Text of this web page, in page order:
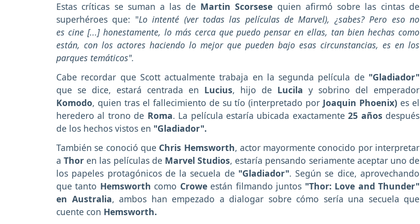
Estas críticas se suman a las de Martin Scorsese quien afirmó sobre las cintas de
superhéroes que: "Lo intenté (ver todas las películas de Marvel), ¿sabes? Pero eso no
es cine [...] honestamente, lo más cerca que puedo pensar en ellas, tan bien hechas como
están, con los actores haciendo lo mejor que pueden bajo esas circunstancias, es en los
parques temáticos".
Cabe recordar que Scott actualmente trabaja en la segunda película de "Gladiador"
que se dice, estará centrada en Lucius, hijo de Lucila y sobrino del emperador
Komodo, quien tras el fallecimiento de su tío (interpretado por Joaquin Phoenix) es el
heredero al trono de Roma. La película estaría ubicada exactamente25 años después
de los hechos vistos en "Gladiador".
También se conoció que Chris Hemsworth, actor mayormente conocido por interpretar
a Thor en las películas de Marvel Studios, estaría pensando seriamente aceptar uno de
los papeles protagónicos de la secuela de "Gladiador". Según se dice, aprovechando
que tanto Hemsworth como Croweestán filmando juntos "Thor: Love and Thunder"
en Australia, ambos han empezado a dialogar sobre cómo sería una secuela que
cuente con Hemsworth.